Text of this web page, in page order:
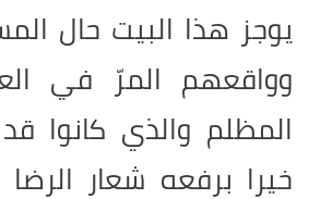
يوجز هذا البيت حال
وواقعهم المرّ في
المظلم والذي كانوا
خيرا برفعه شعار